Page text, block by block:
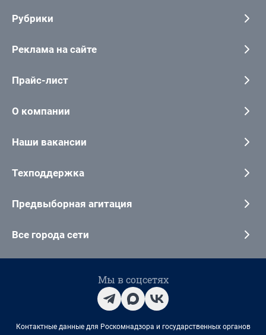
Рубрики
Реклама на сайте
Прайс-лист
О компании
Наши вакансии
Техподдержка
Предвыборная агитация
Все города сети
Мы в соцсетях
Контактные данные для Роскомнадзора и государственных органов